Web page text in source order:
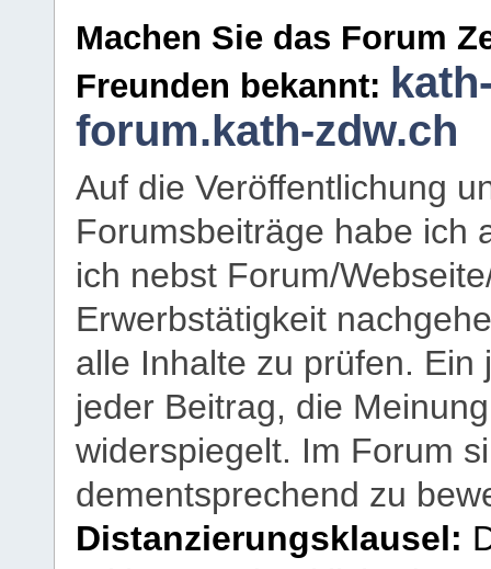
Machen Sie das Forum
Freunden bekannt:
forum.kath-zdw.ch
Auf die Veröffentlichung
Forumsbeiträge habe ich
ich nebst Forum/
Erwerbstätigkeit
alle Inhalte zu prüfen.
jeder Beitrag, die
widerspiegelt. Im Forum
dementsprechend zu
Distanzierungsklausel: